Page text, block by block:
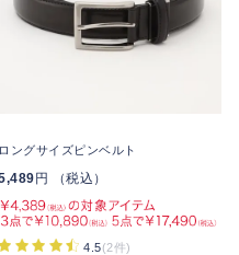
ロングサイズピンベルト
円 （税込）
4.5(2件)